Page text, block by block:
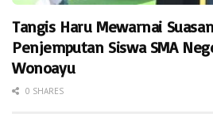
Tangis Haru Mewarnai
Penjemputan Siswa SMA
Wonoayu
0 SHARES